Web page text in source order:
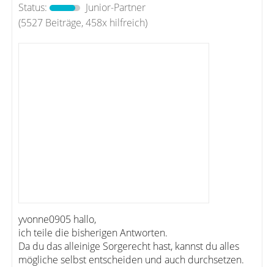
Status:
Junior-Partner
(5527 Beiträge, 458x hilfreich)
yvonne0905 hallo,
ich teile die bisherigen Antworten.
Da du das alleinige Sorgerecht hast, kannst du alles
mögliche selbst entscheiden und auch durchsetzen.